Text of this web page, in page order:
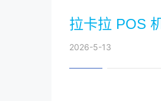
拉卡拉 POS
2026-5-13